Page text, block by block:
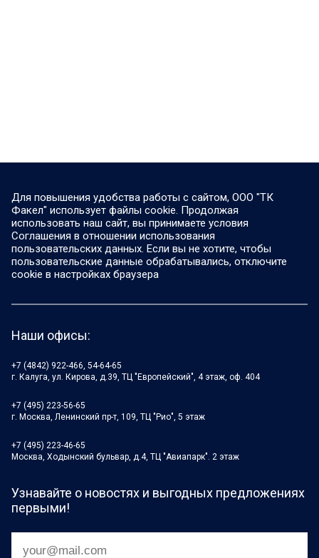
Для повышения удобства работы с сайтом, ООО "ТК
Факел" использует файлы cookie. Продолжая
использовать наш сайт, вы принимаете условия
Соглашения в отношении использования
пользовательских данных. Если вы не хотите, чтобы
пользовательские данные обрабатывались, отключите
cookie в настройках браузера
Наши офисы:
+7 (4842) 922-466, 54-64-65
г. Калуга, ул. Кирова, д.39, ТЦ "Европейский", 4 этаж, оф. 404
+7 (495) 223-56-65
г. Москва, Ленинский пр-т, 109, ТЦ "Рио", 5 этаж
+7 (495) 223-46-65
Москва, Ходынский бульвар, д.4, ТЦ "Авиапарк". 2 этаж
Узнавайте о новостях и выгодных предложениях
первыми!